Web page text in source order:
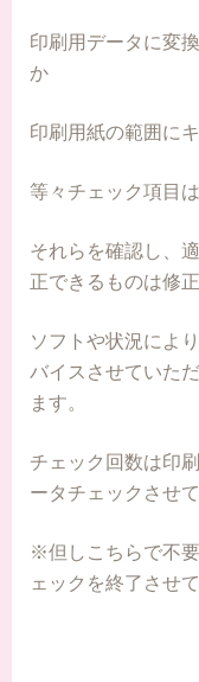
印刷用データに変
か
印刷用紙の範囲に
等々チェック項目
それらを確認し、
正できるものは修
ソフトや状況によ
バイスさせていた
ます。
チェック回数は印
ータチェックさせ
※但しこちらで不
ェックを終了させ